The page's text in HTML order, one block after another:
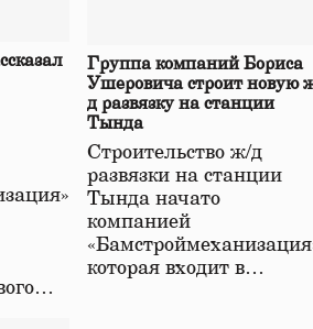
моста
Группа компаний Бориса
Ушеровича строит новую
д развязку на станции
Тында
Строительство ж/д
развязки на станции
Тында начато
компанией
которая входит в…